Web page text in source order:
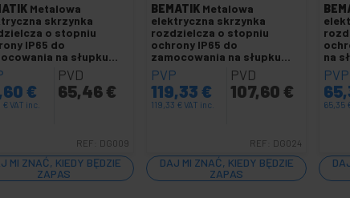
Metalowa
skrzynka
o stopniu
IP65 do
na słupku
300 x 200 mm
€
€VAT inc.
PVD
65,46 €
REF: DG009
MI ZNAĆ, KIEDY BĘDZIE
ZAPAS
BEMATIK Metalowa
elektryczna skrzynka
rozdzielcza o stopniu
ochrony IP65 do
zamocowania na słupku
400 x 500 x 200 mm
PVP
119,33 €
119,33 €VAT inc.
PVD
107,60 €
REF: DG024
DAJ MI ZNAĆ, KIEDY BĘDZIE
ZAPAS
na
mm
PVP
65,35